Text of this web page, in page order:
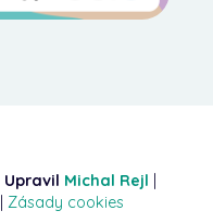
Upravil Michal Rejl |
| Zásady cookies